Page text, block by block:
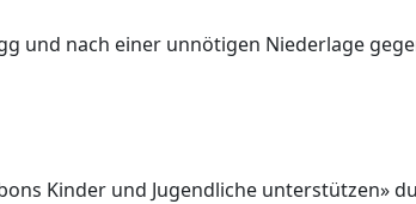
und nach einer unnötigen Niederlage
Kinder und Jugendliche unterstützen»